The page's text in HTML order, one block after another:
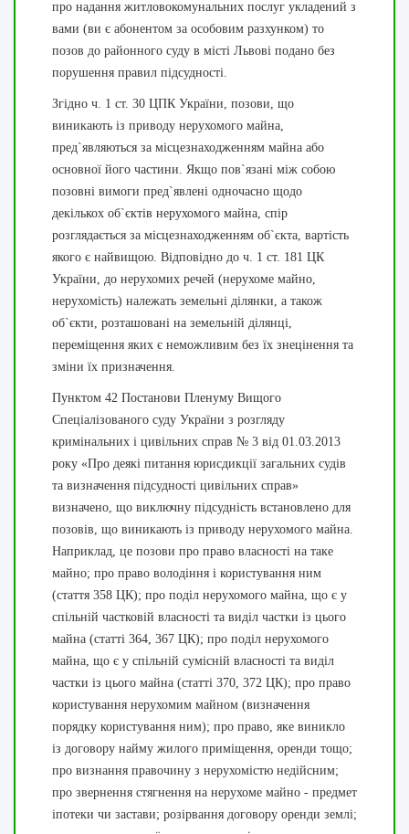
про надання житловокомунальних послуг укладений з
вами (ви є абонентом за особовим разхунком) то
позов до районного суду в місті Львові подано без
порушення правил підсудності.
Згідно ч. 1 ст. 30 ЦПК України, позови, що
виникають із приводу нерухомого майна,
пред`являються за місцезнаходженням майна або
основної його частини. Якщо пов`язані між собою
позовні вимоги пред`явлені одночасно щодо
декількох об`єктів нерухомого майна, спір
розглядається за місцезнаходженням об`єкта, вартість
якого є найвищою. Відповідно до ч. 1 ст. 181 ЦК
України, до нерухомих речей (нерухоме майно,
нерухомість) належать земельні ділянки, а також
об`єкти, розташовані на земельній ділянці,
переміщення яких є неможливим без їх знецінення та
зміни їх призначення.
Пунктом 42 Постанови Пленуму Вищого
Спеціалізованого суду України з розгляду
кримінальних і цивільних справ № 3 від 01.03.2013
року «Про деякі питання юрисдикції загальних судів
та визначення підсудності цивільних справ»
визначено, що виключну підсудність встановлено для
позовів, що виникають із приводу нерухомого майна.
Наприклад, це позови про право власності на таке
майно; про право володіння і користування ним
(стаття 358 ЦК); про поділ нерухомого майна, що є у
спільній частковій власності та виділ частки із цього
майна (статті 364, 367 ЦК); про поділ нерухомого
майна, що є у спільній сумісній власності та виділ
частки із цього майна (статті 370, 372 ЦК); про право
користування нерухомим майном (визначення
порядку користування ним); про право, яке виникло
із договору найму жилого приміщення, оренди тощо;
про визнання правочину з нерухомістю недійсним;
про звернення стягнення на нерухоме майно - предмет
іпотеки чи застави; розірвання договору оренди землі;